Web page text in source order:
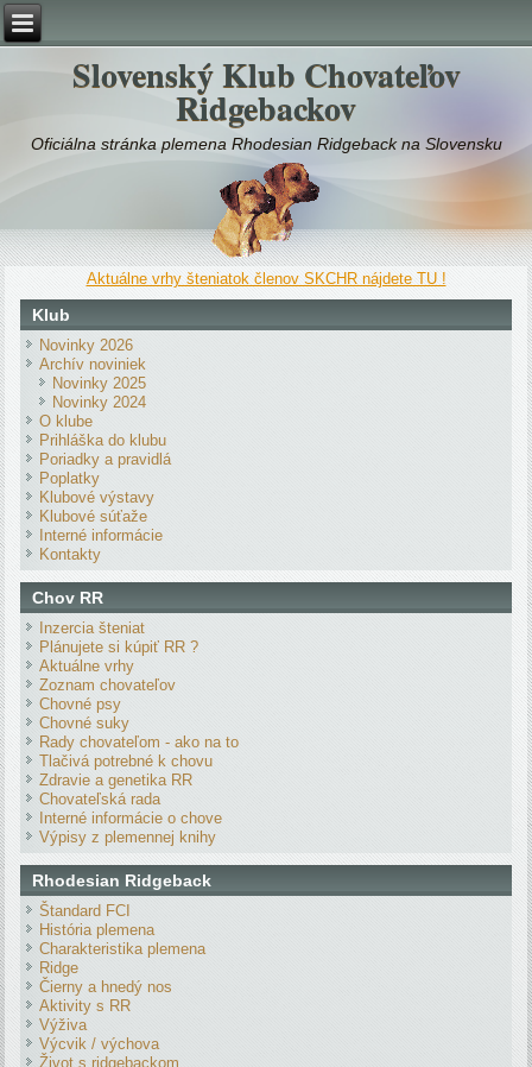
Slovenský Klub Chovateľov
Ridgebackov
Oficiálna stránka plemena Rhodesian Ridgeback na Slovensku
Aktuálne vrhy šteniatok členov SKCHR nájdete TU !
Klub
Novinky 2026
Archív noviniek
Novinky 2025
Novinky 2024
O klube
Prihláška do klubu
Poriadky a pravidlá
Poplatky
Klubové výstavy
Klubové súťaže
Interné informácie
Kontakty
Chov RR
Inzercia šteniat
Plánujete si kúpiť RR ?
Aktuálne vrhy
Zoznam chovateľov
Chovné psy
Chovné suky
Rady chovateľom - ako na to
Tlačivá potrebné k chovu
Zdravie a genetika RR
Chovateľská rada
Interné informácie o chove
Výpisy z plemennej knihy
Rhodesian Ridgeback
Štandard FCI
História plemena
Charakteristika plemena
Ridge
Čierny a hnedý nos
Aktivity s RR
Výživa
Výcvik / výchova
Život s ridgebackom